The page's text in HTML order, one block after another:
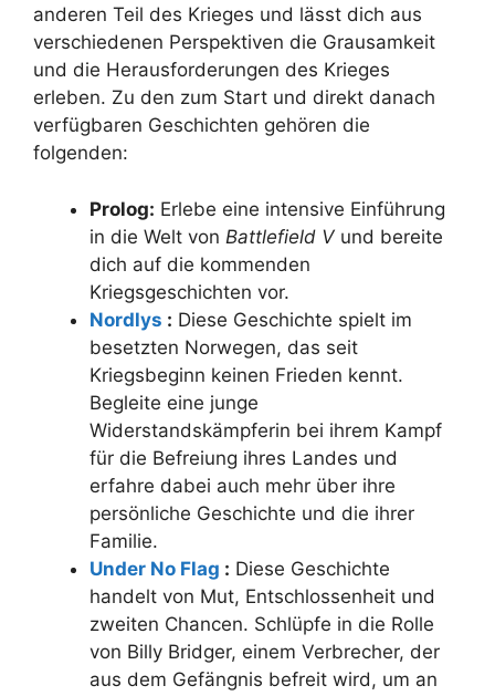
anderen Teil des Krieges und lässt dich aus
verschiedenen Perspektiven die Grausamkeit
und die Herausforderungen des Krieges
erleben. Zu den zum Start und direkt danach
verfügbaren Geschichten gehören die
folgenden:
Prolog: Erlebe eine intensive Einführung
in die Welt von Battlefield V und bereite
dich auf die kommenden
Kriegsgeschichten vor.
Nordlys : Diese Geschichte spielt im
besetzten Norwegen, das seit
Kriegsbeginn keinen Frieden kennt.
Begleite eine junge
Widerstandskämpferin bei ihrem Kampf
für die Befreiung ihres Landes und
erfahre dabei auch mehr über ihre
persönliche Geschichte und die ihrer
Familie.
Under No Flag : Diese Geschichte
handelt von Mut, Entschlossenheit und
zweiten Chancen. Schlüpfe in die Rolle
von Billy Bridger, einem Verbrecher, der
aus dem Gefängnis befreit wird, um an